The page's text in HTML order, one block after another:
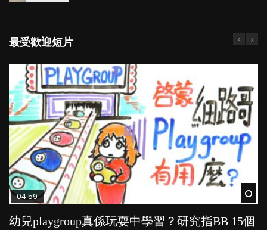
最受歡迎短片
04:59
幼兒playgroup真係玩耍中學習？研究指BB 15個
03:39
幼稚園遊戲課 如何刺激幼兒自發學習取代獎勵
03:02
老公患產後憂鬱症對BB的影響
04:06
全職好？在職好？｜全職媽媽與在職媽媽的壓
03:41
BB口腔期乜都放入口，父母該制止還是放手？